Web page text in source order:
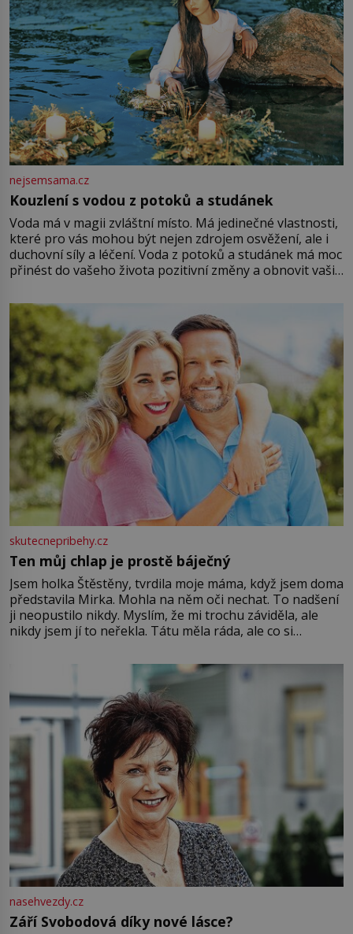
nejsemsama.cz
Kouzlení s vodou z potoků a studánek
Voda má v magii zvláštní místo. Má jedinečné vlastnosti,
které pro vás mohou být nejen zdrojem osvěžení, ale i
duchovní síly a léčení. Voda z potoků a studánek má moc
přinést do vašeho života pozitivní změny a obnovit vaši
můžete obohatit své rituály a přinést do svého života
větší harmonii a klid. Je důležité
skutecnepribehy.cz
Ten můj chlap je prostě báječný
Jsem holka Štěstěny, tvrdila moje máma, když jsem doma
představila Mirka. Mohla na něm oči nechat. To nadšení
ji neopustilo nikdy. Myslím, že mi trochu záviděla, ale
nikdy jsem jí to neřekla. Tátu měla ráda, ale co si
Jsme spolu moc rádi Tehdy byla jiná doba, když
nasehvezdy.cz
Září Svobodová díky nové lásce?